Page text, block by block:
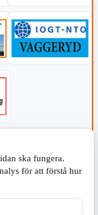
ska fungera.
för att förstå hur